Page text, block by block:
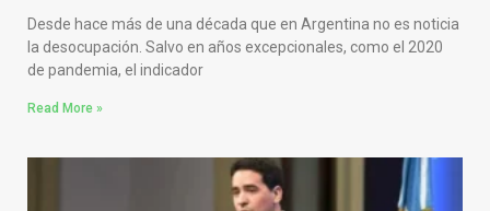
Desde hace más de una década que en Argentina no es noticia
la desocupación. Salvo en años excepcionales, como el 2020
de pandemia, el indicador
Read More »